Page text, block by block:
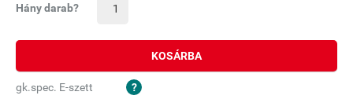
Hány darab?
KOSÁRBA
gk.spec. E-szett